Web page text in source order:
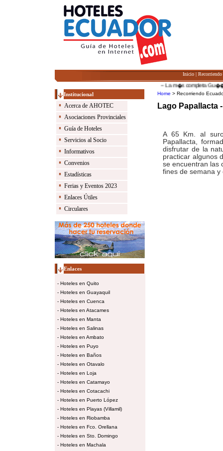
Inicio | Recorriendo
-- La m�s completa Gu��a
Institucional
Acerca de AHOTEC
Asociaciones Provinciales
Guía de Hoteles
Servicios al Socio
Informativos
Convenios
Estadísticas
Ferias y Eventos 2023
Enlaces Útiles
Circulares
Enlaces
- Hoteles en Quito
- Hoteles en Guayaquil
- Hoteles en Cuenca
- Hoteles en Atacames
- Hoteles en Manta
- Hoteles en Salinas
- Hoteles en Ambato
- Hoteles en Puyo
- Hoteles en Baños
- Hoteles en Otavalo
- Hoteles en Loja
- Hoteles en Catamayo
- Hoteles en Cotacachi
- Hoteles en Puerto López
- Hoteles en Playas (Villamil)
- Hoteles en Riobamba
- Hoteles en Fco. Orellana
- Hoteles en Sto. Domingo
- Hoteles en Machala
Home > Recorriendo
Lago Papallacta
A 65 Km. al
Papallacta,
disfrutar de la
practicar algunos
se encuentran las
fines de semana y